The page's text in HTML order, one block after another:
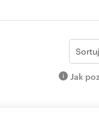
Sortuj
Jak